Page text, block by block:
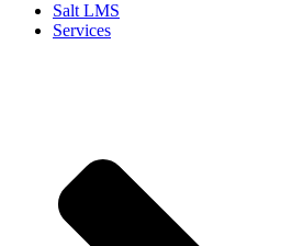
Salt LMS
Services